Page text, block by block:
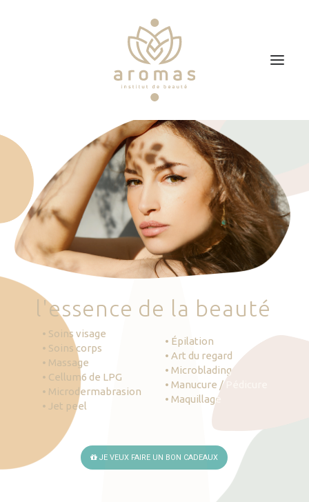
Soins
Je veux faire un bon cadeau
Plan d’accès
Prendre RDV
'essence de la beauté
• Soins visage
• Soins corps
• Massage
• Cellum6 de LPG
• Microdermabrasion
• Jet peel
• Épilation
• Art du regard
• Microblading
• Manucure / Pédicure
• Maquillage
JE VEUX FAIRE UN BON CADEAUX